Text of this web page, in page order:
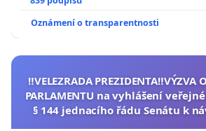
Oznámení o transparentnosti
‼️VELEZRADA PREZIDENTA‼️VÝZVA
PARLAMENTU na vyhlášení
§ 144 jednacího řádu Senátu k